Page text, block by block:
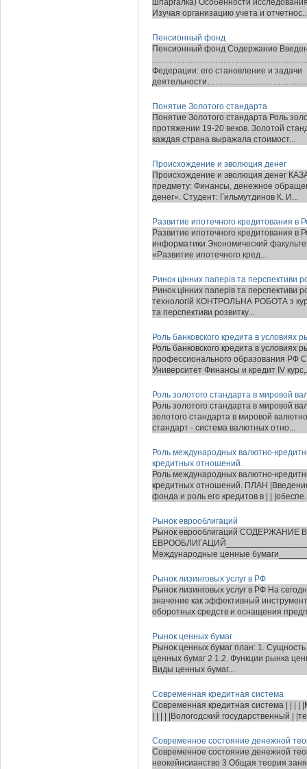
шпаргалка) Особенности
Изучая организацию учета и
Пенсионный фонд
Пенсионный фонд Содержание
Федерации: его становление и задачи
Понятие Золотого стандарта
Понятие Золотого стандарта Роль
протяжении 19-20 веков. Золотой
каждая страна выражала стоимост...
Происхождение и эволюция денег
Происхождение и эволюция денег
предмету: Финансы, денежное
денег». Студент: Гильмутдинов К. И...
Развитие ипотечного кредитования в
Развитие ипотечного кредитования в
информатики Экономический
«Развитие ипотечного кред...
Ринок цінних паперів та перспективи
Ринок цінних паперів та перспективи
технологій КОНТРОЛЬНА РОБОТА з
та перспективи розвитку...
Роль банковского кредита в условиях
Роль банковского кредита в
профессионального образования РФ
Университет Финансы и кредит IV
Роль золотого стандарта в мировой
Роль золотого стандарта в мировой
золотого стандарта в мировой
стандарт - система валютных отно...
Роль международных валютно-
кредитных отношений.
Роль международных валютно-
кредитных отношений. ПЛАН
фонда и роль его кредитов в | |
Рынок еврооблигаций
Рынок еврооблигаций
Международные ценные
Рынок лизинговых услуг в РФ
Рынок лизинговых услуг в РФ На
значение как эффективный
оборотных средств и оснащения
Рынок ценных бумаг
Рынок ценных бумаг план: 1.
ценных бумаг 2 1.2. Функции рынка
Виды ценных бумаг...
Современная кредитная система
Современная кредитная система | | | |
| | | | |Вологодский государственный |
Современное состояние денежной
Современное состояние денежной
неокейнсианство 3 Общая теория